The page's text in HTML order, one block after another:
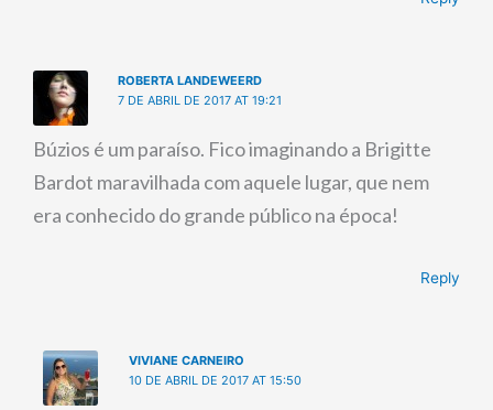
ROBERTA LANDEWEERD
7 DE ABRIL DE 2017 AT 19:21
Búzios é um paraíso. Fico imaginando a Brigitte
Bardot maravilhada com aquele lugar, que nem
era conhecido do grande público na época!
Reply
VIVIANE CARNEIRO
10 DE ABRIL DE 2017 AT 15:50